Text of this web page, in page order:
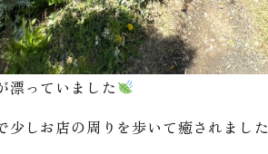
漂っていました
しお店の周りを歩いて癒されました